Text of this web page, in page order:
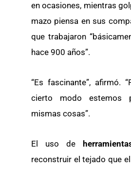
en ocasiones, mientras
mazo piensa en sus
que trabajaron
hace 900 años”.
“Es fascinante”, afirmó.
cierto modo estemos
mismas cosas”.
El uso de
reconstruir el tejado que